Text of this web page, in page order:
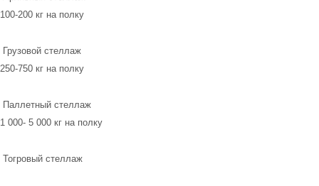
100-200 кг на полку
Грузовой стеллаж
250-750 кг на полку
Паллетный стеллаж
1 000- 5 000 кг на полку
Тогровый стеллаж